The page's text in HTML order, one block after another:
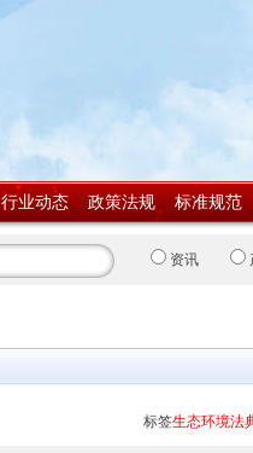
行业动态 政策法规 标准规范
资讯
标签生态环境法